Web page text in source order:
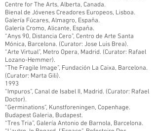
Centre for The Arts, Alberta, Canada.
Bienal de Jóvenes Creadores Europeos, Lisboa.
Galería Fúcares, Almagro, España.
Galería Cromo, Alicante, España.
“Anys 90, Distancia Cero”, Centro de Arte Santa
Mónica, Barcelona. (Curator: Jose Luis Brea).
“Arte Virtual”, Metro Opera, Madrid. (Curator: Rafael
Lozano-Hemmer).
“The Fragile Image”, Fundación La Caixa, Barcelona.
(Curator: Marta Gili).
1993
“Impuros”, Canal de Isabel II, Madrid. (Curator: Rafael
Doctor).
“Germinations”, Kunstforeningen, Copenhage.
Budapest Galeria, Budapest.
“Tres Tria”, Galería Antonio de Barnola, Barcelona.